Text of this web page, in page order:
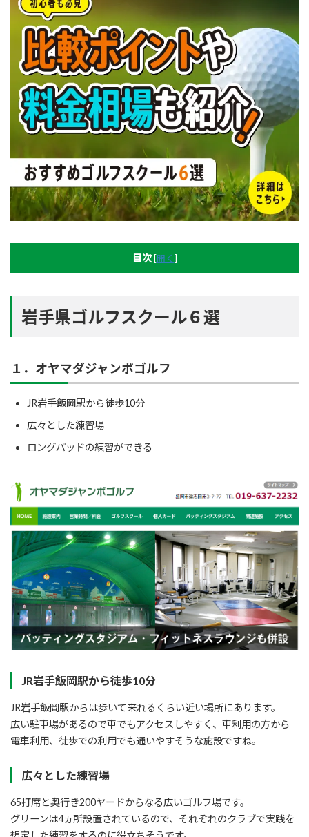
目次 [開く ]
岩手県ゴルフスクール６選
１．オヤマダジャンボゴルフ
JR岩手飯岡駅から徒歩10分
広々とした練習場
ロングパッドの練習ができる
JR岩手飯岡駅から徒歩10分
JR岩手飯岡駅からは歩いて来れるくらい近い場所にあります。
広い駐車場があるので車でもアクセスしやすく、車利用の方から
電車利用、徒歩での利用でも通いやすそうな施設ですね。
広々とした練習場
65打席と奥行き200ヤードからなる広いゴルフ場です。
グリーンは4ヵ所設置されているので、それぞれのクラブで実践を